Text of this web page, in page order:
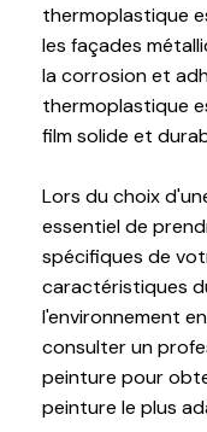
thermoplastique
les façades
la corrosion et
thermoplastique
film solide et
Lors du choix
essentiel de
spécifiques de
caractéristiques
l'environnement
consulter un
peinture pour
peinture le plus